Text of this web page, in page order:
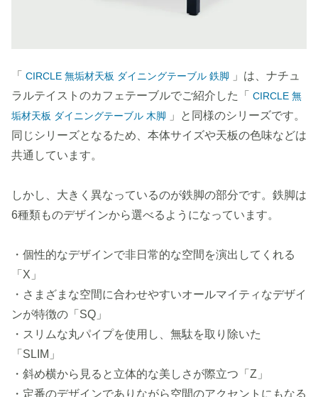
「 CIRCLE 無垢材天板 ダイニングテーブル 鉄脚
」は、ナチュ
ラルテイストのカフェテーブルでご紹介した「 CIRCLE 無
垢材天板 ダイニングテーブル 木脚
」と同様のシリーズです。
同じシリーズとなるため、本体サイズや天板の色味などは
共通しています。
しかし、大きく異なっているのが鉄脚の部分です。鉄脚は
6種類ものデザインから選べるようになっています。
・個性的なデザインで非日常的な空間を演出してくれる
「X」
・さまざまな空間に合わせやすいオールマイティなデザイ
ンが特徴の「SQ」
・スリムな丸パイプを使用し、無駄を取り除いた
「SLIM」
・斜め横から見ると立体的な美しさが際立つ「Z」
・定番のデザインでありながら空間のアクセントにもなる